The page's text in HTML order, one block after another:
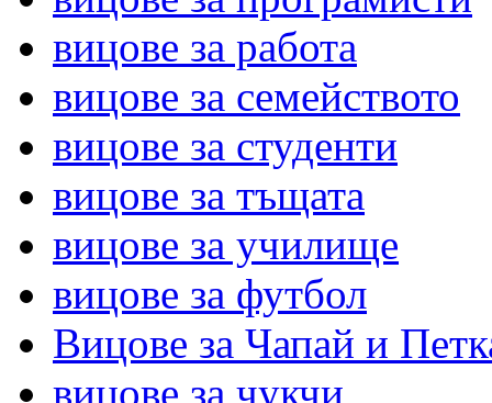
вицове за работа
вицове за семейството
вицове за студенти
вицове за тъщата
вицове за училище
вицове за футбол
Вицове за Чапай и
вицове за чукчи